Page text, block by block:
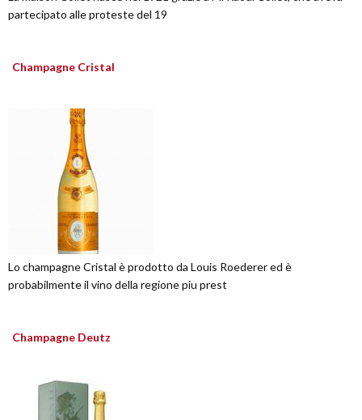
partecipato alle proteste del 19
Champagne Cristal
Lo champagne Cristal è prodotto da Louis Roederer ed è
probabilmente il vino della regione piu prest
Champagne Deutz